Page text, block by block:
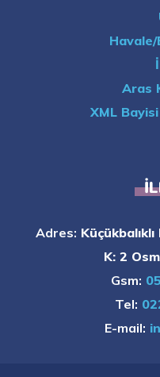
Aras
XML
Adres:
K: 2
Gsm:
Tel:
E-mail: